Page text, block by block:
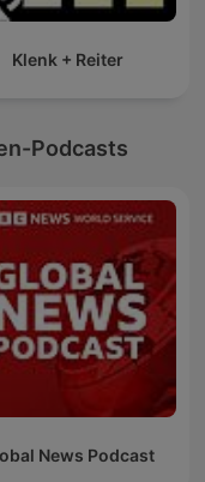
Klenk + Reiter
Podcasts
News Podcast